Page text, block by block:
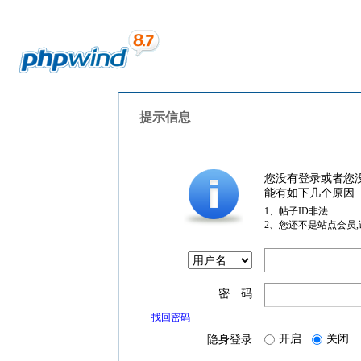
提示信息
您没有登录或者您
能有如下几个原因
1、帖子ID非法
2、您还不是站点会员
密 码
找回密码
隐身登录 开启 关闭